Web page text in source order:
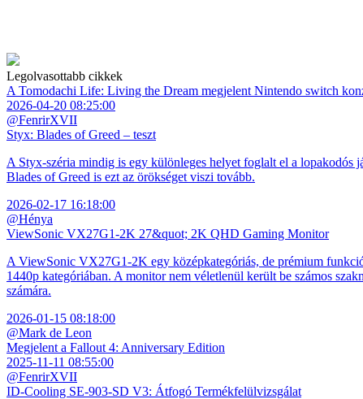
Legolvasottabb cikkek
A Tomodachi Life: Living the Dream megjelent Nintendo switch
2026-04-20 08:25:00
@FenrirXVII
Styx: Blades of Greed – teszt
A Styx-széria mindig is egy különleges helyet foglalt el a lopakodós
Blades of Greed is ezt az örökséget viszi tovább.
2026-02-17 16:18:00
@Hénya
ViewSonic VX27G1-2K 27&quot; 2K QHD Gaming Monitor
A ViewSonic VX27G1-2K egy középkategóriás, de prémium
1440p kategóriában. A monitor nem véletlenül került be számos
számára.
2026-01-15 08:18:00
@Mark de Leon
Megjelent a Fallout 4: Anniversary Edition
2025-11-11 08:55:00
@FenrirXVII
ID-Cooling SE-903-SD V3: Átfogó Termékfelülvizsgálat